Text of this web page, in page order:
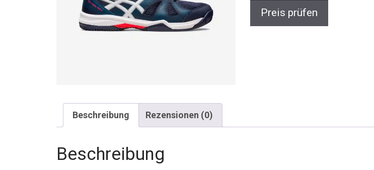
Preis prüfen
Beschreibung Rezensionen (0)
Beschreibung